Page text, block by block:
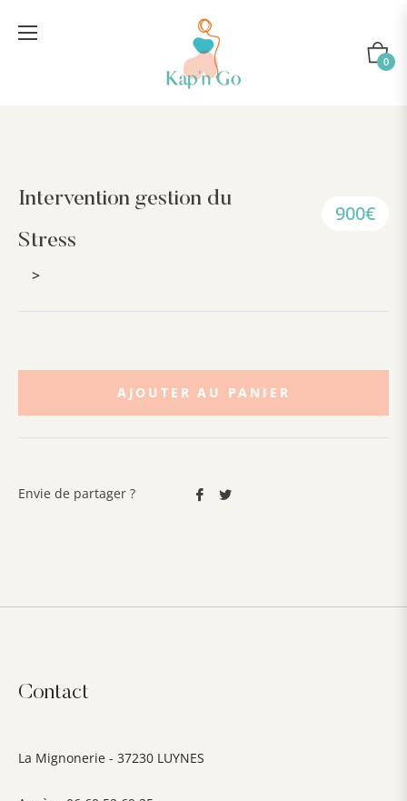
Panier
0
Intervention gestion du
Stress
Prix900€
AJOUTER AU PANIER
Envie de partager ?
Partager
Tweeter
Contact
La Mignonerie - 37230 LUYNES